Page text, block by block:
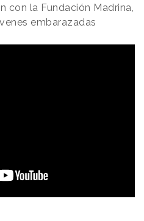
con la Fundación Madrina,
embarazadas